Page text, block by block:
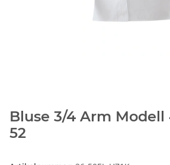
Bluse 3/4 Arm Modell
52